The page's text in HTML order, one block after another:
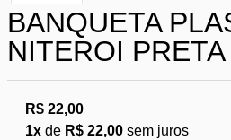
BANQUETA
NITEROI PRETA
R$ 22,00
1x de R$ 22,00 sem juros